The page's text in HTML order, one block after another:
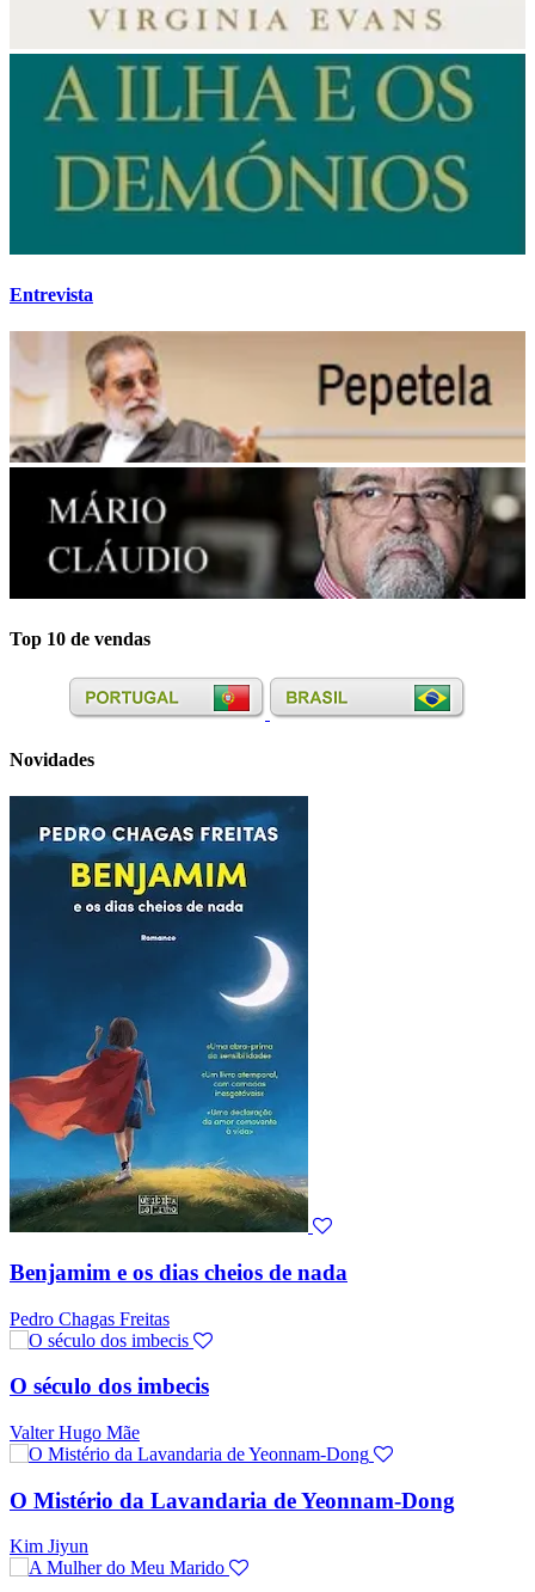
Entrevista
Top 10 de vendas
Novidades
Benjamim e os dias cheios de nada
Pedro Chagas Freitas
O século dos imbecis
Valter Hugo Mãe
O Mistério da Lavandaria de Yeonnam-Dong
Kim Jiyun